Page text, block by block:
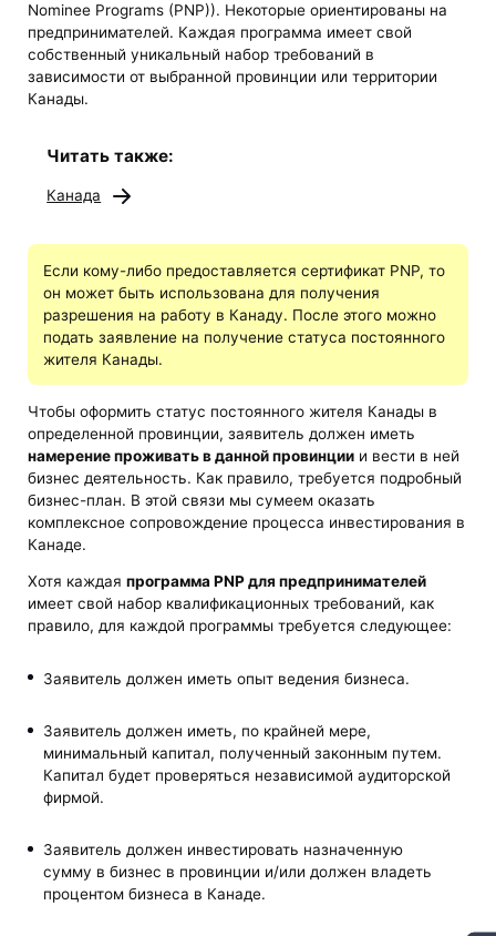
Nominee Programs (PNP)). Некоторые ориентированы на
предпринимателей. Каждая программа имеет свой
собственный уникальный набор требований в
зависимости от выбранной провинции или территории
Канады.
Читать также:
Канада
Если кому-либо предоставляется сертификат PNP, то
он может быть использована для получения
разрешения на работу в Канаду. После этого можно
подать заявление на получение статуса постоянного
жителя Канады.
Чтобы оформить статус постоянного жителя Канады в
определенной провинции, заявитель должен иметь
намерение проживать в данной провинции и вести в ней
бизнес деятельность. Как правило, требуется подробный
бизнес-план. В этой связи мы сумеем оказать
комплексное сопровождение процесса инвестирования в
Канаде.
Хотя каждаяпрограмма PNP для предпринимателей
имеет свой набор квалификационных требований, как
правило, для каждой программы требуется следующее:
Заявитель должен иметь опыт ведения бизнеса.
Заявитель должен иметь, по крайней мере,
минимальный капитал, полученный законным путем.
Капитал будет проверяться независимой аудиторской
фирмой.
Заявитель должен инвестировать назначенную
сумму в бизнес в провинции и/или должен владеть
процентом бизнеса в Канаде.